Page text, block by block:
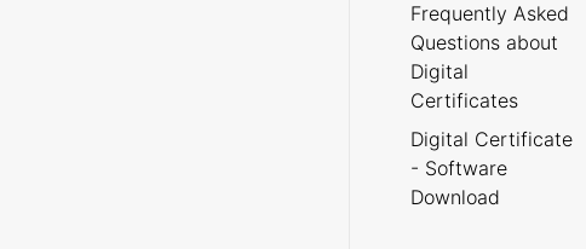
Frequently Asked
Questions about
Digital
Certificates
Digital Certificate
- Software
Download